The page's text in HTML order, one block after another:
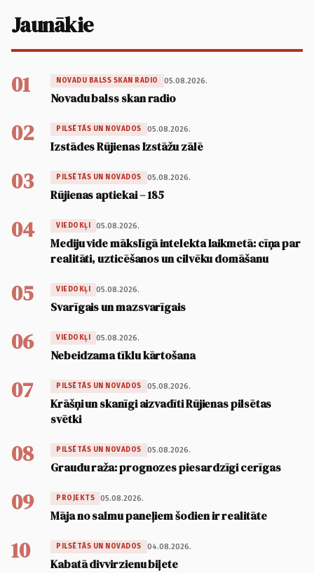
Jaunākie
01 NOVADU BALSS SKAN RADIO 05.08.2026.
Novadu balss skan radio
02 PILSĒTĀS UN NOVADOS 05.08.2026.
Izstādes Rūjienas Izstāžu zālē
03 PILSĒTĀS UN NOVADOS 05.08.2026.
Rūjienas aptiekai – 185
04 VIEDOKĻI 05.08.2026.
Mediju vide mākslīgā intelekta laikmetā: cīņa par
realitāti, uzticēšanos un cilvēku domāšanu
05 VIEDOKĻI 05.08.2026.
Svarīgais un mazsvarīgais
06 VIEDOKĻI 05.08.2026.
Nebeidzama tīklu kārtošana
07 PILSĒTĀS UN NOVADOS 05.08.2026.
Krāšņi un skanīgi aizvadīti Rūjienas pilsētas
svētki
08 PILSĒTĀS UN NOVADOS 05.08.2026.
Graudu raža: prognozes piesardzīgi cerīgas
09 PROJEKTS 05.08.2026.
Māja no salmu paneļiem šodien ir realitāte
10 PILSĒTĀS UN NOVADOS 04.08.2026.
Kabatā divvirzienu biļete